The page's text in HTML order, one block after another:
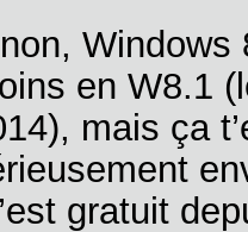
Windows
en W8.1
mais ça
gratuit